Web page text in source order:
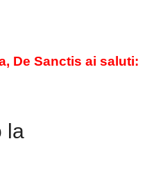
De Sanctis ai saluti:
la